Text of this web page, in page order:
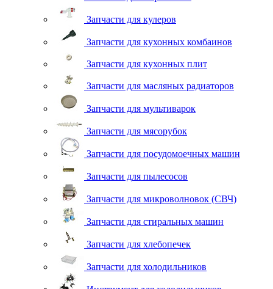
Запчасти для кулеров
Запчасти для кухонных комбаинов
Запчасти для кухонных плит
Запчасти для масляных радиаторов
Запчасти для мультиварок
Запчасти для мясорубок
Запчасти для посудомоечных машин
Запчасти для пылесосов
Запчасти для микроволновок (СВЧ)
Запчасти для стиральных машин
Запчасти для хлебопечек
Запчасти для холодильников